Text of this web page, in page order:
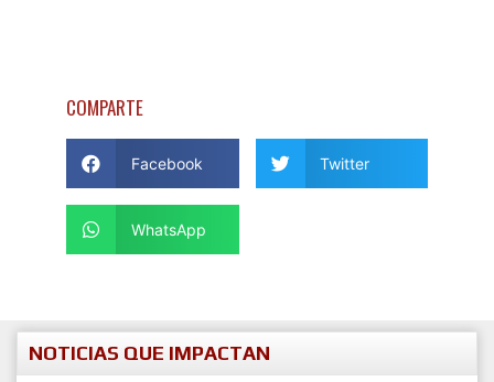
COMPARTE
Facebook Twitter
WhatsApp
NOTICIAS QUE IMPACTAN